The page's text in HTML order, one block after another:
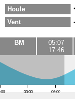
Houle
Vent
BM
05:07
17:46
03:00 06:00